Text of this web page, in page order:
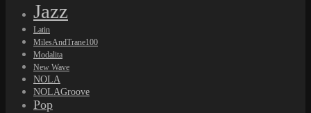
Jazz
Latin
MilesAndTrane100
Modalita
New Wave
NOLA
NOLAGroove
Pop